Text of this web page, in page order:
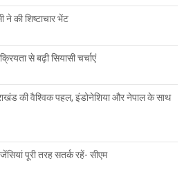
ने की शिष्टाचार भेंट
से बढ़ी सियासी चर्चाएं
की वैश्विक पहल, इंडोनेशिया और नेपाल के साथ
पूरी तरह सतर्क रहें- सीएम